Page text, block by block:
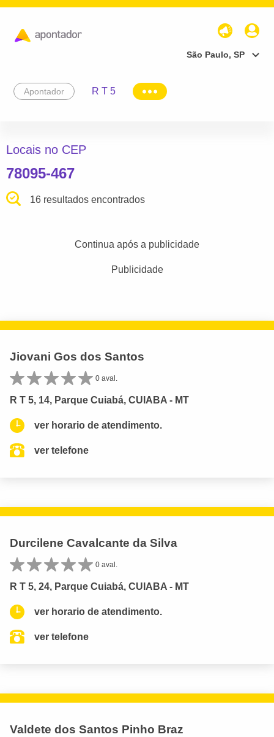
São Paulo, SP
Apontador R T 5
Locais no CEP
78095-467
16 resultados encontrados
Continua após a publicidade
Publicidade
Jiovani Gos dos Santos
0 aval.
R T 5, 14, Parque Cuiabá, CUIABA - MT
ver horario de atendimento.
ver telefone
Durcilene Cavalcante da Silva
0 aval.
R T 5, 24, Parque Cuiabá, CUIABA - MT
ver horario de atendimento.
ver telefone
Valdete dos Santos Pinho Braz